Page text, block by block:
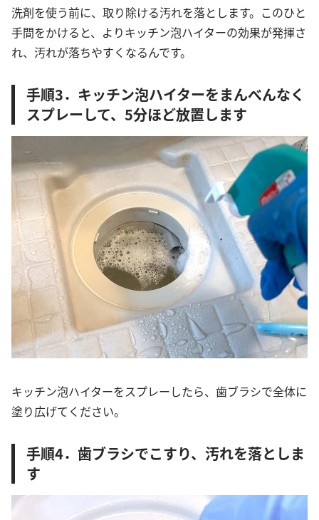
洗剤を使う前に、取り除ける汚れを落とします。このひと
手間をかけると、よりキッチン泡ハイターの効果が発揮さ
れ、汚れが落ちやすくなるんです。
手順3．キッチン泡ハイターをまんべんなく
スプレーして、5分ほど放置します
キッチン泡ハイターをスプレーしたら、歯ブラシで全体に
塗り広げてください。
手順4．歯ブラシでこすり、汚れを落としま
す